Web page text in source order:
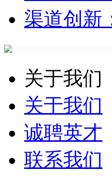
渠道创新
关于我们
关于我们
诚聘英才
联系我们